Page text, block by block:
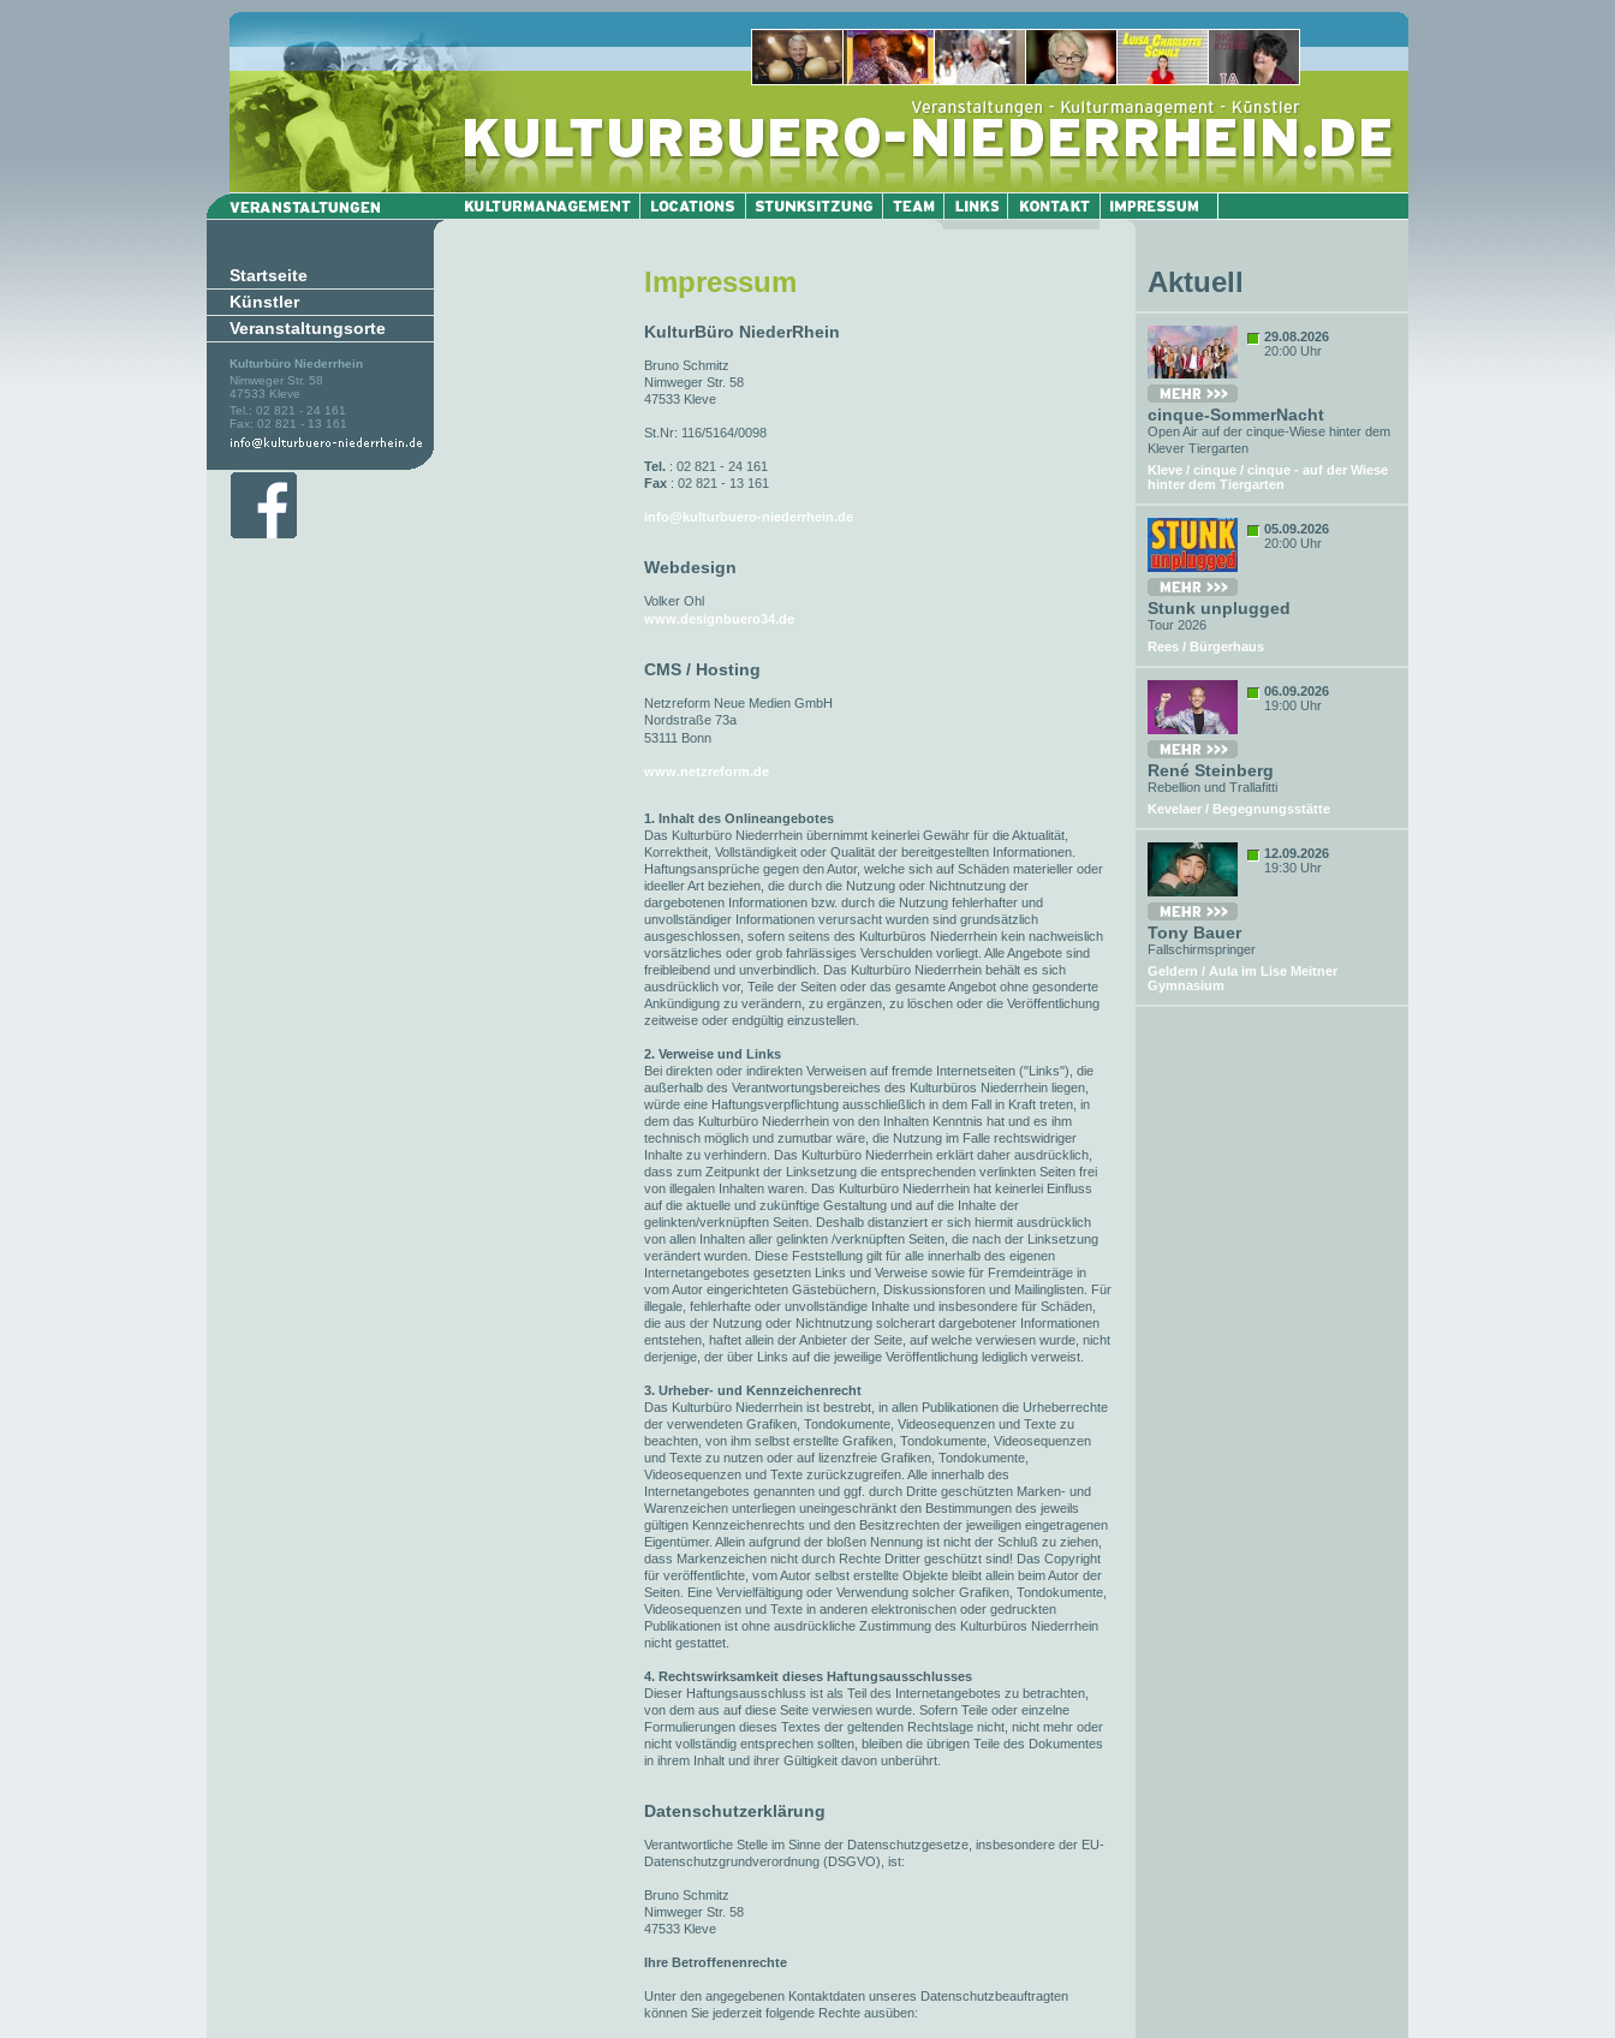
Startseite
Künstler
Veranstaltungsorte
Kulturbüro Niederrhein
Nimweger Str. 58
47533 Kleve
Tel.: 02 821 - 24 161
Fax: 02 821 - 13 161
Impressum
KulturBüro NiederRhein
Bruno Schmitz
Nimweger Str. 58
47533 Kleve
St.Nr: 116/5164/0098
Tel. : 02 821 - 24 161
Fax : 02 821 - 13 161
info@kulturbuero-niederrhein.de
Webdesign
Volker Ohl
www.designbuero34.de
CMS / Hosting
Netzreform Neue Medien GmbH
Nordstraße 73a
53111 Bonn
www.netzreform.de
1. Inhalt des Onlineangebotes
Das Kulturbüro Niederrhein übernimmt keinerlei Gewähr für die Aktualität,
Korrektheit, Vollständigkeit oder Qualität der bereitgestellten Informationen.
Haftungsansprüche gegen den Autor, welche sich auf Schäden materieller oder
ideeller Art beziehen, die durch die Nutzung oder Nichtnutzung der
dargebotenen Informationen bzw. durch die Nutzung fehlerhafter und
unvollständiger Informationen verursacht wurden sind grundsätzlich
ausgeschlossen, sofern seitens des Kulturbüros Niederrhein kein nachweislich
vorsätzliches oder grob fahrlässiges Verschulden vorliegt. Alle Angebote sind
freibleibend und unverbindlich. Das Kulturbüro Niederrhein behält es sich
ausdrücklich vor, Teile der Seiten oder das gesamte Angebot ohne gesonderte
Ankündigung zu verändern, zu ergänzen, zu löschen oder die Veröffentlichung
zeitweise oder endgültig einzustellen.
2. Verweise und Links
Bei direkten oder indirekten Verweisen auf fremde Internetseiten ("Links"), die
außerhalb des Verantwortungsbereiches des Kulturbüros Niederrhein liegen,
würde eine Haftungsverpflichtung ausschließlich in dem Fall in Kraft treten, in
dem das Kulturbüro Niederrhein von den Inhalten Kenntnis hat und es ihm
technisch möglich und zumutbar wäre, die Nutzung im Falle rechtswidriger
Inhalte zu verhindern. Das Kulturbüro Niederrhein erklärt daher ausdrücklich,
dass zum Zeitpunkt der Linksetzung die entsprechenden verlinkten Seiten frei
von illegalen Inhalten waren. Das Kulturbüro Niederrhein hat keinerlei Einfluss
auf die aktuelle und zukünftige Gestaltung und auf die Inhalte der
gelinkten/verknüpften Seiten. Deshalb distanziert er sich hiermit ausdrücklich
von allen Inhalten aller gelinkten /verknüpften Seiten, die nach der Linksetzung
verändert wurden. Diese Feststellung gilt für alle innerhalb des eigenen
Internetangebotes gesetzten Links und Verweise sowie für Fremdeinträge in
vom Autor eingerichteten Gästebüchern, Diskussionsforen und Mailinglisten. Für
illegale, fehlerhafte oder unvollständige Inhalte und insbesondere für Schäden,
die aus der Nutzung oder Nichtnutzung solcherart dargebotener Informationen
entstehen, haftet allein der Anbieter der Seite, auf welche verwiesen wurde, nicht
derjenige, der über Links auf die jeweilige Veröffentlichung lediglich verweist.
3. Urheber- und Kennzeichenrecht
Das Kulturbüro Niederrhein ist bestrebt, in allen Publikationen die Urheberrechte
der verwendeten Grafiken, Tondokumente, Videosequenzen und Texte zu
beachten, von ihm selbst erstellte Grafiken, Tondokumente, Videosequenzen
und Texte zu nutzen oder auf lizenzfreie Grafiken, Tondokumente,
Videosequenzen und Texte zurückzugreifen. Alle innerhalb des
Internetangebotes genannten und ggf. durch Dritte geschützten Marken- und
Warenzeichen unterliegen uneingeschränkt den Bestimmungen des jeweils
gültigen Kennzeichenrechts und den Besitzrechten der jeweiligen eingetragenen
Eigentümer. Allein aufgrund der bloßen Nennung ist nicht der Schluß zu ziehen,
dass Markenzeichen nicht durch Rechte Dritter geschützt sind! Das Copyright
für veröffentlichte, vom Autor selbst erstellte Objekte bleibt allein beim Autor der
Seiten. Eine Vervielfältigung oder Verwendung solcher Grafiken, Tondokumente,
Videosequenzen und Texte in anderen elektronischen oder gedruckten
Publikationen ist ohne ausdrückliche Zustimmung des Kulturbüros Niederrhein
nicht gestattet.
4. Rechtswirksamkeit dieses Haftungsausschlusses
Dieser Haftungsausschluss ist als Teil des Internetangebotes zu betrachten,
von dem aus auf diese Seite verwiesen wurde. Sofern Teile oder einzelne
Formulierungen dieses Textes der geltenden Rechtslage nicht, nicht mehr oder
nicht vollständig entsprechen sollten, bleiben die übrigen Teile des Dokumentes
in ihrem Inhalt und ihrer Gültigkeit davon unberührt.
Datenschutzerklärung
Verantwortliche Stelle im Sinne der Datenschutzgesetze, insbesondere der EU-
Datenschutzgrundverordnung (DSGVO), ist:
Bruno Schmitz
Nimweger Str. 58
47533 Kleve
Ihre Betroffenenrechte
Unter den angegebenen Kontaktdaten unseres Datenschutzbeauftragten
können Sie jederzeit folgende Rechte ausüben:
Aktuell
29.08.2026
20:00 Uhr
cinque-SommerNacht
Open Air auf der cinque-Wiese hinter dem
Klever Tiergarten
Kleve / cinque / cinque - auf der Wiese
hinter dem Tiergarten
05.09.2026
20:00 Uhr
Stunk unplugged
Tour 2026
Rees / Bürgerhaus
06.09.2026
19:00 Uhr
René Steinberg
Rebellion und Trallafitti
Kevelaer / Begegnungsstätte
12.09.2026
19:30 Uhr
Tony Bauer
Fallschirmspringer
Geldern / Aula im Lise Meitner
Gymnasium